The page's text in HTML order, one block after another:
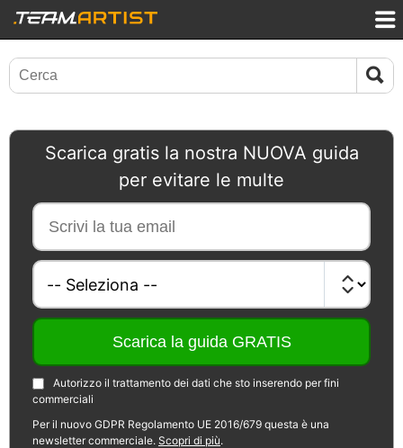
Scarica gratis la nostra NUOVA guida
per evitare le multe
Autorizzo il trattamento dei dati che sto inserendo per fini
commerciali
Per il nuovo GDPR Regolamento UE 2016/679 questa è una
newsletter commerciale. Scopri di più.